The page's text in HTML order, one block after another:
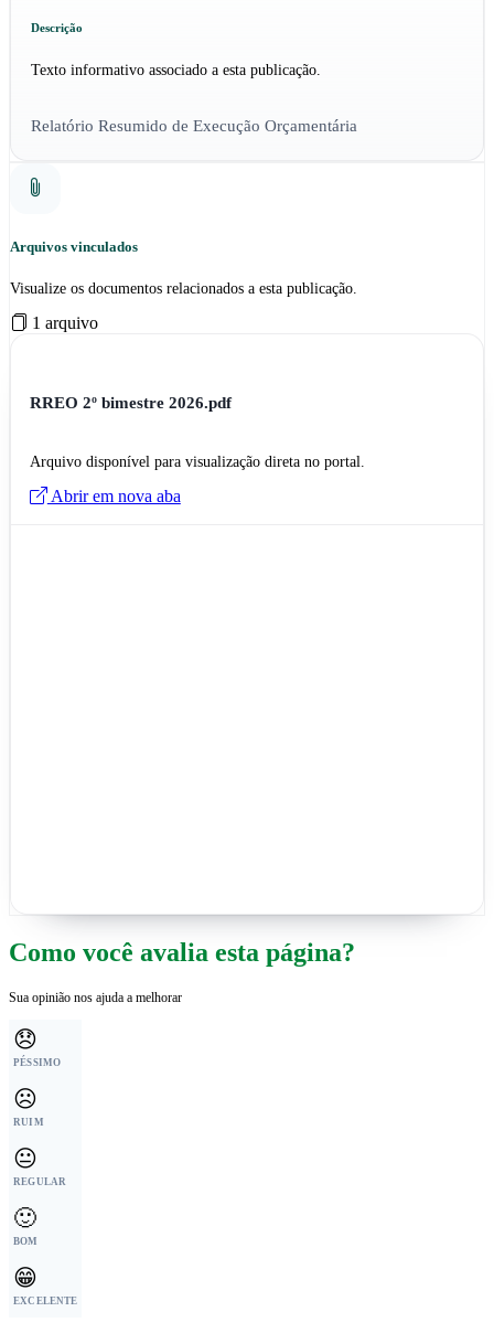
Descrição
Texto informativo associado a esta publicação.
Relatório Resumido de Execução Orçamentária
Arquivos vinculados
Visualize os documentos relacionados a esta publicação.
1 arquivo
RREO 2º bimestre 2026.pdf
Arquivo disponível para visualização direta no portal.
Abrir em nova aba
Como você avalia esta página?
Sua opinião nos ajuda a melhorar
😞
PÉSSIMO
☹️
RUIM
😐
REGULAR
🙂
BOM
😁
EXCELENTE